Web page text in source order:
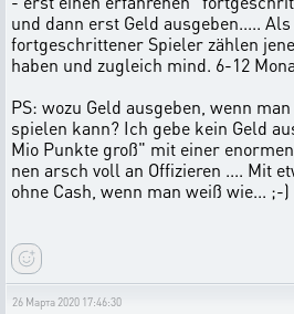
und dann erst Geld ausgeben.....
fortgeschrittener Spieler zählen
haben und zugleich mind. 6-12
PS: wozu Geld ausgeben, wenn
spielen kann? Ich gebe kein Geld
Mio Punkte groß" mit einer
nen arsch voll an Offizieren .... Mit
ohne Cash, wenn man weiß wie... ;-)
26 Марта 2020 17:46:30